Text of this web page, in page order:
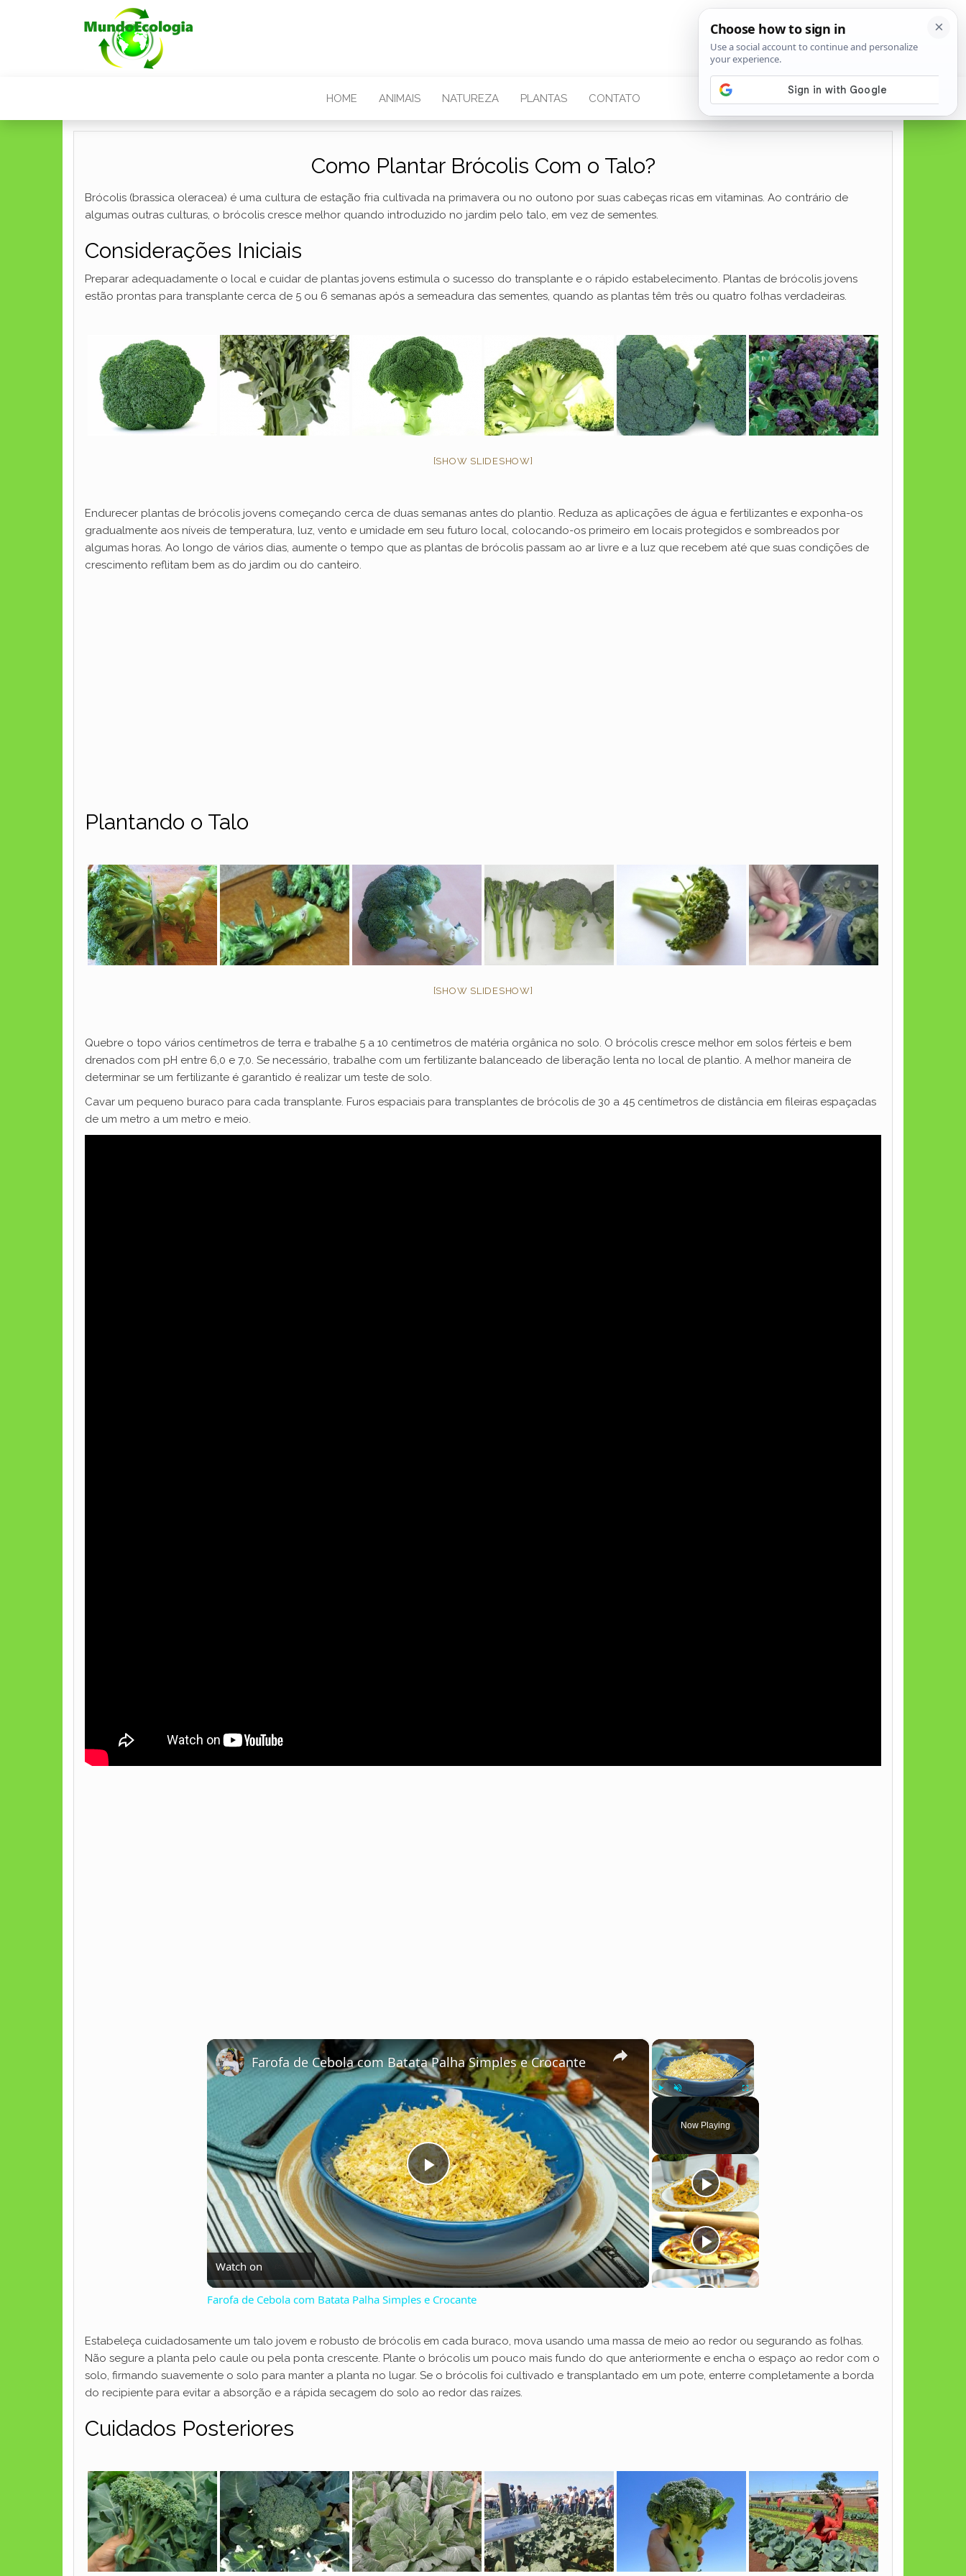
HOME ANIMAIS NATUREZA PLANTAS CONTATO
Como Plantar Brócolis Com o Talo?
Brócolis (brassica oleracea) é uma cultura de estação fria cultivada na primavera ou no outono por suas cabeças ricas em vitaminas. Ao contrário de
algumas outras culturas, o brócolis cresce melhor quando introduzido no jardim pelo talo, em vez de sementes.
Considerações Iniciais
Preparar adequadamente o local e cuidar de plantas jovens estimula o sucesso do transplante e o rápido estabelecimento. Plantas de brócolis jovens
estão prontas para transplante cerca de 5 ou 6 semanas após a semeadura das sementes, quando as plantas têm três ou quatro folhas verdadeiras.
[SHOW SLIDESHOW]
Endurecer plantas de brócolis jovens começando cerca de duas semanas antes do plantio. Reduza as aplicações de água e fertilizantes e exponha-os
gradualmente aos níveis de temperatura, luz, vento e umidade em seu futuro local, colocando-os primeiro em locais protegidos e sombreados por
algumas horas. Ao longo de vários dias, aumente o tempo que as plantas de brócolis passam ao ar livre e a luz que recebem até que suas condições de
crescimento reflitam bem as do jardim ou do canteiro.
Plantando o Talo
[SHOW SLIDESHOW]
Quebre o topo vários centímetros de terra e trabalhe 5 a 10 centímetros de matéria orgânica no solo. O brócolis cresce melhor em solos férteis e bem
drenados com pH entre 6,0 e 7,0. Se necessário, trabalhe com um fertilizante balanceado de liberação lenta no local de plantio. A melhor maneira de
determinar se um fertilizante é garantido é realizar um teste de solo.
Cavar um pequeno buraco para cada transplante. Furos espaciais para transplantes de brócolis de 30 a 45 centímetros de distância em fileiras espaçadas
de um metro a um metro e meio.
×
Unmute Fullscreen
Now Playing
×
P
l
a
V
i
e
o
Farofa de Cebola com Batata Palha Simples e Crocante
Watch on
Farofa de Cebola com Batata Palha Simples e Crocante
Estabeleça cuidadosamente um talo jovem e robusto de brócolis em cada buraco, mova usando uma massa de meio ao redor ou segurando as folhas.
Não segure a planta pelo caule ou pela ponta crescente. Plante o brócolis um pouco mais fundo do que anteriormente e encha o espaço ao redor com o
solo, firmando suavemente o solo para manter a planta no lugar. Se o brócolis foi cultivado e transplantado em um pote, enterre completamente a borda
do recipiente para evitar a absorção e a rápida secagem do solo ao redor das raízes.
Cuidados Posteriores